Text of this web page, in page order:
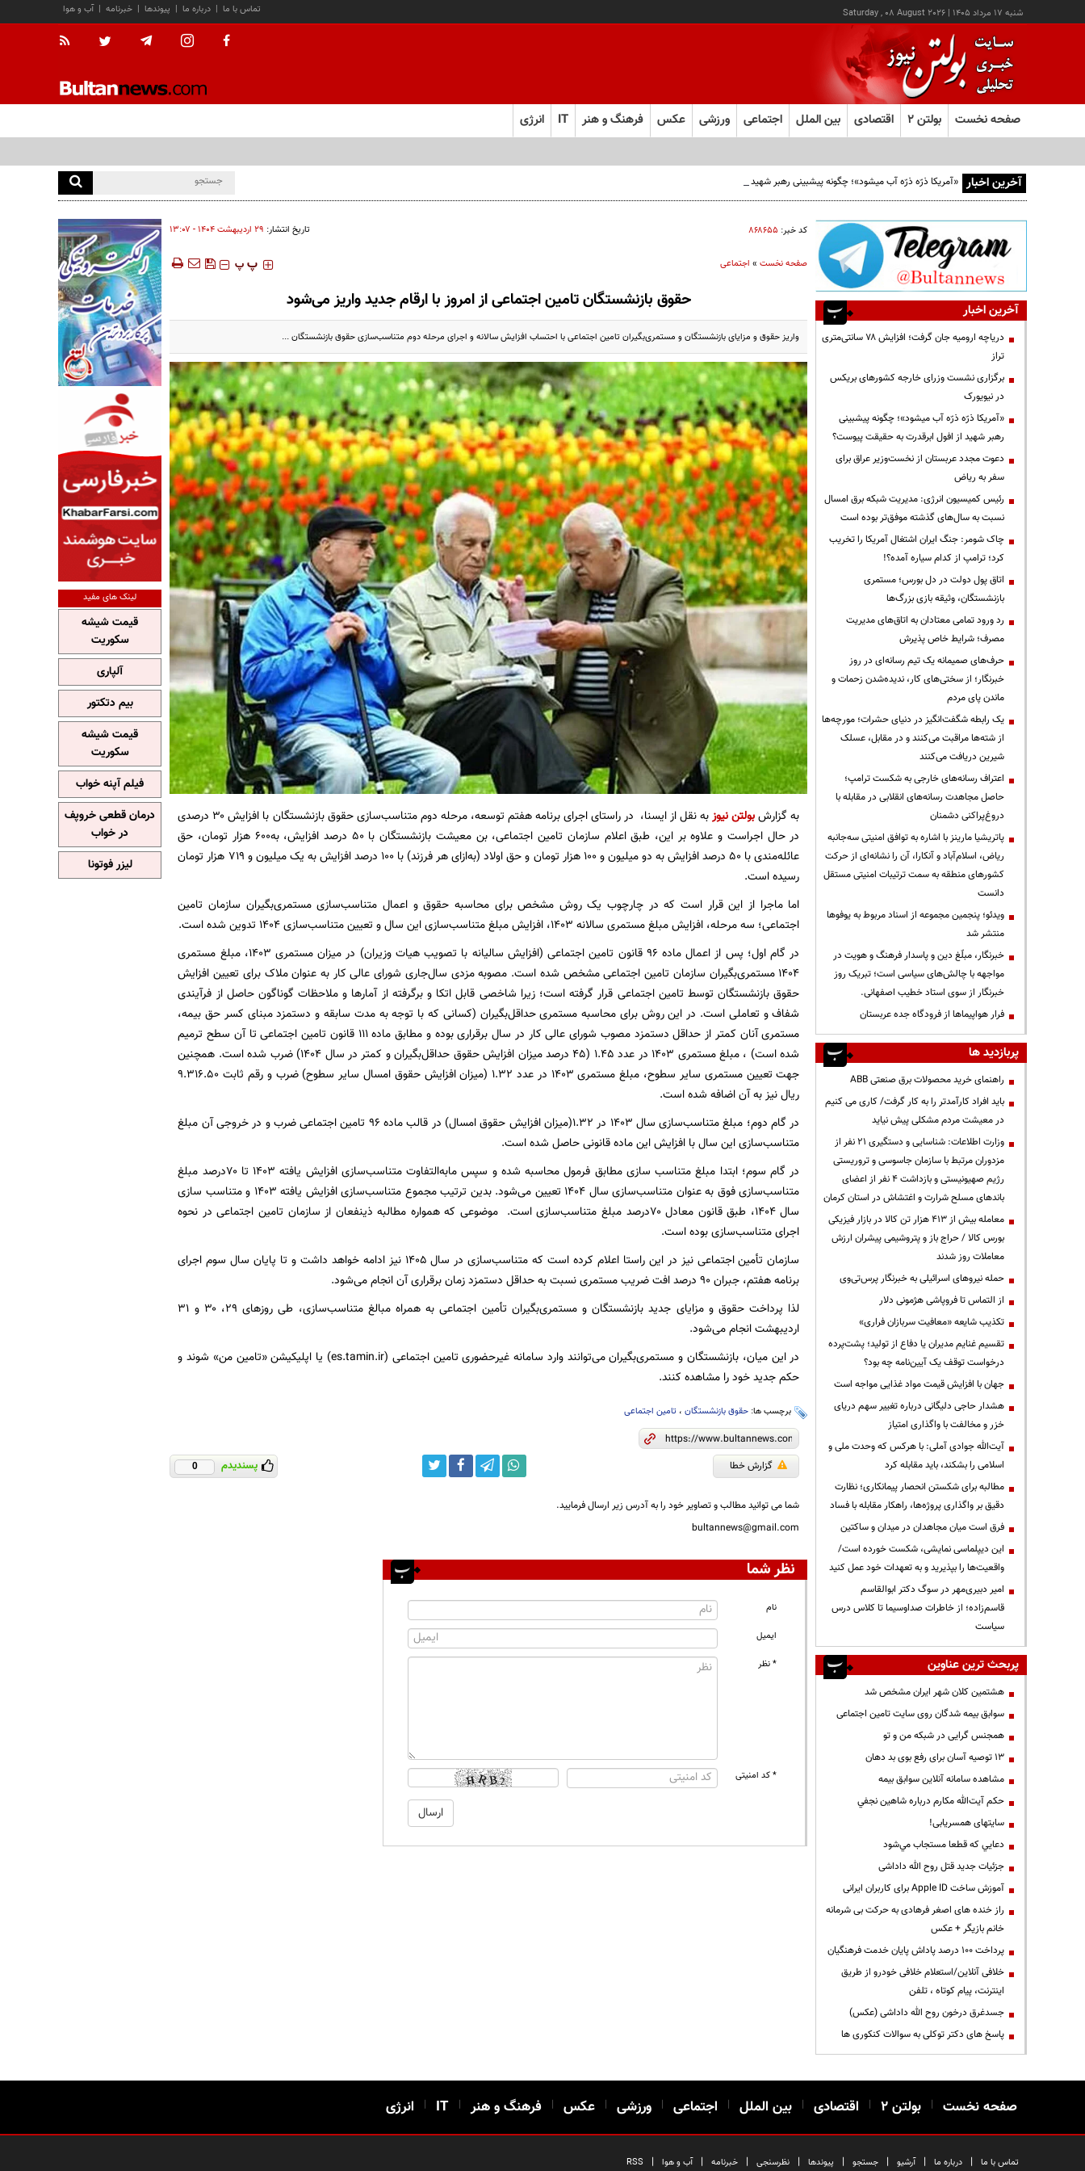
شنبه ۱۷ مرداد ۱۴۰۵ |
Saturday , 08 August 2026 آب و هوا | خبرنامه | پیوندها | درباره ما | تماس با ما
صفحه نخست بولتن ۲ اقتصادی بین الملل اجتماعی ورزشی عکس فرهنگ و هنر IT انرژی
آخرین اخبار «آمریکا ذرّه ذرّه آب میشود»؛ چگونه پیشبینی رهبر شهید از افول ابرقدرت به حقیقت پیوست؟
کد خبر: ۸۶۸۶۵۵ تاریخ انتشار: ۲۹ ارديبهشت ۱۴۰۴ - ۱۳:۰۷
صفحه نخست» اجتماعی ‍‍‍ پ پ
حقوق بازنشستگان تامین اجتماعی از امروز با ارقام جدید واریز می‌شود
واریز حقوق و مزایای بازنشستگان و مستمری‌بگیران تامین اجتماعی با احتساب افزایش سالانه و اجرای مرحله دوم متناسب‌سازی حقوق بازنشستگان ...
به گزارشبولتن نیوز
به نقل از ایسنا، در راستای اجرای برنامه هفتم توسعه، مرحله دوم متناسب‌سازی حقوق بازنشستگان با افزایش ۳۰ درصدی
در حال اجراست و علاوه بر این، طبق اعلام سازمان تامین اجتماعی، بن معیشت بازنشستگان با ۵۰ درصد افزایش، به۶۰۰ هزار تومان، حق
عائله‌مندی با ۵۰ درصد افزایش به دو میلیون و ۱۰۰ هزار تومان و حق اولاد (به‌ازای هر فرزند) با ۱۰۰ درصد افزایش به یک میلیون و ۷۱۹ هزار تومان
رسیده است.
اما ماجرا از این قرار است که در چارچوب یک روش مشخص برای محاسبه حقوق و اعمال متناسب‌سازی مستمری‌بگیران سازمان تامین
اجتماعی؛ سه مرحله، افزایش مبلغ مستمری سالانه ۱۴۰۳، افزایش مبلغ متناسب‌سازی این سال و تعیین متناسب‌سازی ۱۴۰۴ تدوین شده است.
در گام اول؛ پس از اعمال ماده ۹۶ قانون تامین اجتماعی (افزایش سالیانه با تصویب هیات وزیران) در میزان مستمری ۱۴۰۳، مبلغ مستمری
۱۴۰۴ مستمری‌بگیران سازمان تامین اجتماعی مشخص شده است. مصوبه مزدی سال‌جاری شورای عالی کار به عنوان ملاک برای تعیین افزایش
حقوق بازنشستگان توسط تامین اجتماعی قرار گرفته است؛ زیرا شاخصی قابل اتکا و برگرفته از آمارها و ملاحظات گوناگون حاصل از فرآیندی
شفاف و تعاملی است. در این روش برای محاسبه مستمری حداقل‌بگیران (کسانی که با توجه به مدت سابقه و دستمزد مبنای کسر حق بیمه،
مستمری آنان کمتر از حداقل دستمزد مصوب شورای عالی کار در سال برقراری بوده و مطابق ماده ۱۱۱ قانون تامین اجتماعی تا آن سطح ترمیم
شده است) ، مبلغ مستمری ۱۴۰۳ در عدد ۱.۴۵ (۴۵ درصد میزان افزایش حقوق حداقل‌بگیران و کمتر در سال ۱۴۰۴) ضرب شده است. همچنین
جهت تعیین مستمری سایر سطوح، مبلغ مستمری ۱۴۰۳ در عدد ۱.۳۲ (میزان افزایش حقوق امسال سایر سطوح) ضرب و رقم ثابت ۹.۳۱۶.۵۰
ریال نیز به آن اضافه شده است.
در گام دوم؛ مبلغ متناسب‌سازی سال ۱۴۰۳ در ۱.۳۲(میزان افزایش حقوق امسال) در قالب ماده ۹۶ تامین اجتماعی ضرب و در خروجی آن مبلغ
متناسب‌سازی‌ این سال با افزایش این ماده قانونی حاصل شده است.
در گام سوم؛ ابتدا مبلغ متناسب سازی مطابق فرمول محاسبه شده و سپس مابه‌التفاوت متناسب‌سازی افزایش یافته ۱۴۰۳ تا ۷۰درصد مبلغ
متناسب‌سازی فوق به عنوان متناسب‌سازی سال ۱۴۰۴ تعیین می‌شود. بدین ترتیب مجموع متناسب‌سازی افزایش یافته ۱۴۰۳ و متناسب سازی
سال ۱۴۰۴، طبق قانون معادل ۷۰درصد مبلغ متناسب‌سازی است. موضوعی که همواره مطالبه ذینفعان از سازمان تامین اجتماعی در نحوه
اجرای متناسب‌سازی بوده است.
سازمان تأمین اجتماعی نیز در این راستا اعلام کرده است که متناسب‌سازی در سال ۱۴۰۵ نیز ادامه خواهد داشت و تا پایان سال سوم اجرای
برنامه هفتم، جبران ۹۰ درصد افت ضریب مستمری نسبت به حداقل دستمزد زمان برقراری آن انجام می‌شود.
لذا پرداخت حقوق و مزایای جدید بازنشستگان و مستمری‌بگیران تأمین اجتماعی به همراه مبالغ متناسب‌سازی، طی روزهای ۲۹، ۳۰ و ۳۱
اردیبهشت انجام می‌شود.
در این میان، بازنشستگان و مستمری‌بگیران می‌توانند وارد سامانه غیرحضوری تامین اجتماعی (es.tamin.ir) یا اپلیکیشن «تامین من» شوند و
حکم جدید خود را مشاهده کنند.
برچسب ها: حقوق بازنشستگان، تامین اجتماعی
گزارش خطا پسندیدم 0
شما می توانید مطالب و تصاویر خود را به آدرس زیر ارسال فرمایید.
bultannews@gmail.com
نظر شما
نام
ایمیل
* نظر
* کد امنیتی
آخرین اخبار
دریاچه ارومیه جان گرفت؛ افزایش ۷۸ سانتی‌متری
تراز
برگزاری نشست وزرای خارجه کشورهای بریکس
در نیویورک
«آمریکا ذرّه ذرّه آب میشود»؛ چگونه پیشبینی
رهبر شهید از افول ابرقدرت به حقیقت پیوست؟
دعوت مجدد عربستان از نخست‌وزیر عراق برای
سفر به ریاض
رئیس کمیسیون انرژی: مدیریت شبکه برق امسال
نسبت به سال‌های گذشته موفق‌تر بوده است
چاک شومر: جنگ ایران اشتغال آمریکا را تخریب
کرد؛ ترامپ از کدام سیاره آمده؟!
اتاق پول دولت در دل بورس؛ مستمری
بازنشستگان، وثیقه بازی بزرگ‌ها
رد ورود تمامی معتادان به اتاق‌های مدیریت
مصرف؛ شرایط خاص پذیرش
حرف‌های صمیمانه یک تیم رسانه‌ای در روز
خبرنگار؛ از سختی‌های کار، ندیده‌شدن زحمات و
ماندن پای مردم
یک رابطه شگفت‌انگیز در دنیای حشرات؛ مورچه‌ها
از شته‌ها مراقبت می‌کنند و در مقابل، عسلک
شیرین دریافت می‌کنند
اعتراف رسانه‌های خارجی به شکست ترامپ؛
حاصل مجاهدت رسانه‌های انقلابی در مقابله با
دروغ‌پراکنی دشمنان
پاتریشیا مارینز با اشاره به توافق امنیتی سه‌جانبه
ریاض، اسلام‌آباد و آنکارا، آن را نشانه‌ای از حرکت
کشورهای منطقه به سمت ترتیبات امنیتی مستقل
دانست
ویدئو؛ پنجمین مجموعه از اسناد مربوط به یوفوها
منتشر شد
خبرنگار، مبلّغ دین و پاسدار فرهنگ و هویت در
مواجهه با چالش‌های سیاسی است؛ تبریک روز
خبرنگار از سوی استاد خطیب اصفهانی.
فرار هواپیماها از فرودگاه جده عربستان
پربازدید ها
راهنمای خرید محصولات برق صنعتی ABB
باید افراد کارآمدتر را به کار گرفت/ کاری می کنیم
در معیشت مردم مشکلی پیش نیاید
وزارت اطلاعات: شناسایی و دستگیری ۲۱ نفر از
مزدوران مرتبط با سازمان جاسوسی و تروریستی
رژیم صهیونیستی و بازداشت ۴ نفر از اعضای
باندهای مسلح شرارت و اغتشاش در استان کرمان
معامله بیش از ۴۱۳ هزار تن کالا در بازار فیزیکی
بورس کالا / حراج باز و پتروشیمی پیشران ارزش
معاملات روز شدند
حمله نیروهای اسرائیلی به خبرنگار پرس‌تی‌وی
از التماس تا فروپاشی هژمونی دلار
تکذیب شایعه «معافیت سربازان فراری»
تقسیم غنایم مدیران یا دفاع از تولید؛ پشت‌پرده
درخواست توقف یک آیین‌نامه چه بود؟
جهان با افزایش قیمت مواد غذایی مواجه است
هشدار حاجی دلیگانی درباره تغییر سهم دریای
خزر و مخالفت با واگذاری امتیاز
آیت‌الله جوادی آملی: با هرکس که وحدت ملی و
اسلامی را بشکند، باید مقابله کرد
مطالبه برای شکستن انحصار پیمانکاری؛ نظارت
دقیق بر واگذاری پروژه‌ها، راهکار مقابله با فساد
فرق است میان مجاهدان در میدان و ساکتین
این دیپلماسی نمایشی، شکست خورده است/
واقعیت‌ها را بپذیرید و به تعهدات خود عمل کنید
امیر دبیری‌مهر در سوگ دکتر ابوالقاسم
قاسم‌زاده؛ از خاطرات صداوسیما تا کلاس درس
سیاست
پربحث ترین عناوین
هشتمین کلان شهر ایران مشخص شد
سوابق بیمه شدگان روی سایت تامین اجتماعی
همجنس گرایی در شبکه من و تو
13 توصیه آسان برای رفع بوی بد دهان
مشاهده سامانه آنلاين سوابق بیمه
حكم آيت‌الله مكارم درباره شاهين نجفي
سایتهای همسریابی!
دعايي كه قطعا مستجاب مي‌شود
جزئیات جدید قتل روح الله داداشی
آموزش ساخت Apple ID برای کاربران ایرانی
راز خنده های اصغر فرهادی به حرکت بی شرمانه
خانم بازیگر + عکس
پرداخت ۱۰۰ درصد پاداش پایان خدمت فرهنگیان
خلافی آنلاین/استعلام خلافی خودرو از طریق
اینترنت، پیام کوتاه ، تلفن
جسدغرق درخون روح الله داداشی (عکس)
پاسخ های دکتر توکلی به سوالات کنکوری ها
لینک های مفید
قیمت شیشه
سکوریت
آلپاری
بیم دتکتور
قیمت شیشه
سکوریت
فیلم آپنه خواب
درمان قطعی خروپف
در خواب
لیزر فوتونا
صفحه نخست | بولتن ۲ | اقتصادی | بین الملل | اجتماعی | ورزشی | عکس | فرهنگ و هنر |
IT
| انرژی
تماس با ما | درباره ما | آرشیو | جستجو | پیوندها | نظرسنجی | خبرنامه | آب و هوا |
RSS